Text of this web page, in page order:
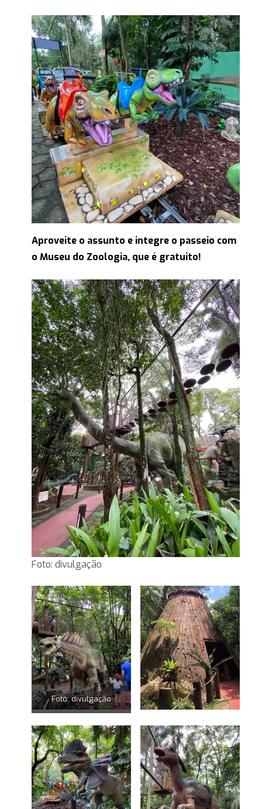
Aproveite o assunto e integre o passeio com
o Museu do Zoologia, que é gratuito!
Foto: divulgação
Foto: divulgação